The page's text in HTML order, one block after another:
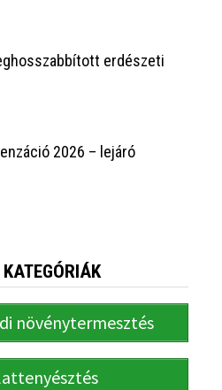
erdészeti
2026 – lejáró
növénytermesztés